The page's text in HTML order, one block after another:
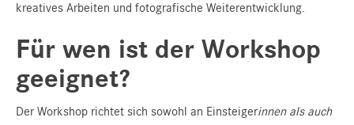
kreatives Arbeiten und fotografische Weiterentwicklung.
Für wen ist der Workshop
geeignet?
Der Workshop richtet sich sowohl an Einsteigerinnen als auch